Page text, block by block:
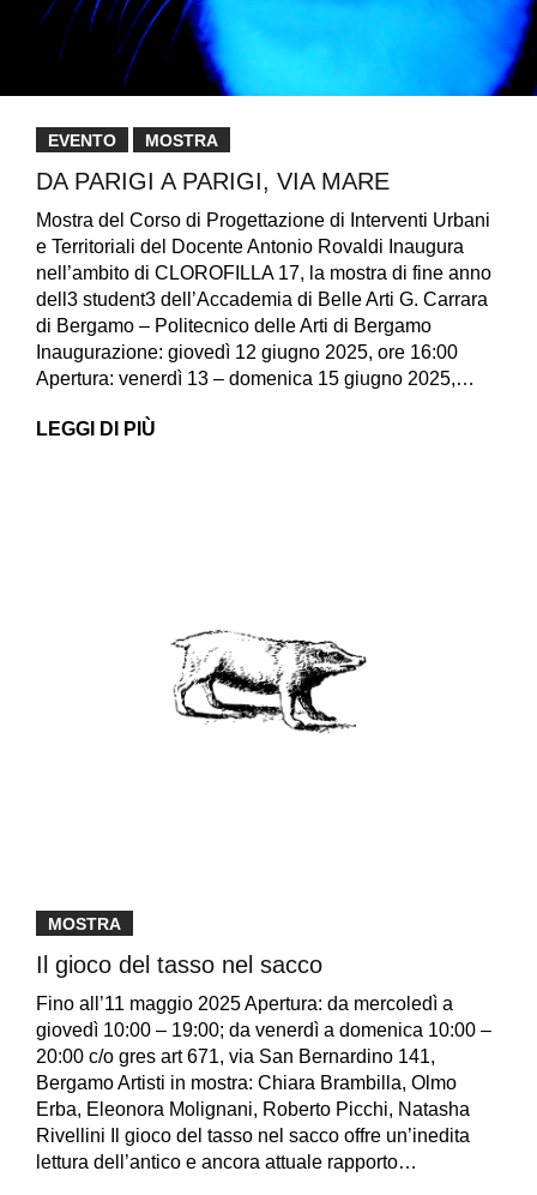
EVENTO MOSTRA
DA PARIGI A PARIGI, VIA MARE
Mostra del Corso di Progettazione di Interventi Urbani
e Territoriali del Docente Antonio Rovaldi Inaugura
nell’ambito di CLOROFILLA 17, la mostra di fine anno
dell3 student3 dell’Accademia di Belle Arti G. Carrara
di Bergamo – Politecnico delle Arti di Bergamo
Inaugurazione: giovedì 12 giugno 2025, ore 16:00
Apertura: venerdì 13 – domenica 15 giugno 2025,…
LEGGI DI PIÙ
MOSTRA
Il gioco del tasso nel sacco
Fino all’11 maggio 2025 Apertura: da mercoledì a
giovedì 10:00 – 19:00; da venerdì a domenica 10:00 –
20:00 c/o gres art 671, via San Bernardino 141,
Bergamo Artisti in mostra: Chiara Brambilla, Olmo
Erba, Eleonora Molignani, Roberto Picchi, Natasha
Rivellini Il gioco del tasso nel sacco offre un’inedita
lettura dell’antico e ancora attuale rapporto…